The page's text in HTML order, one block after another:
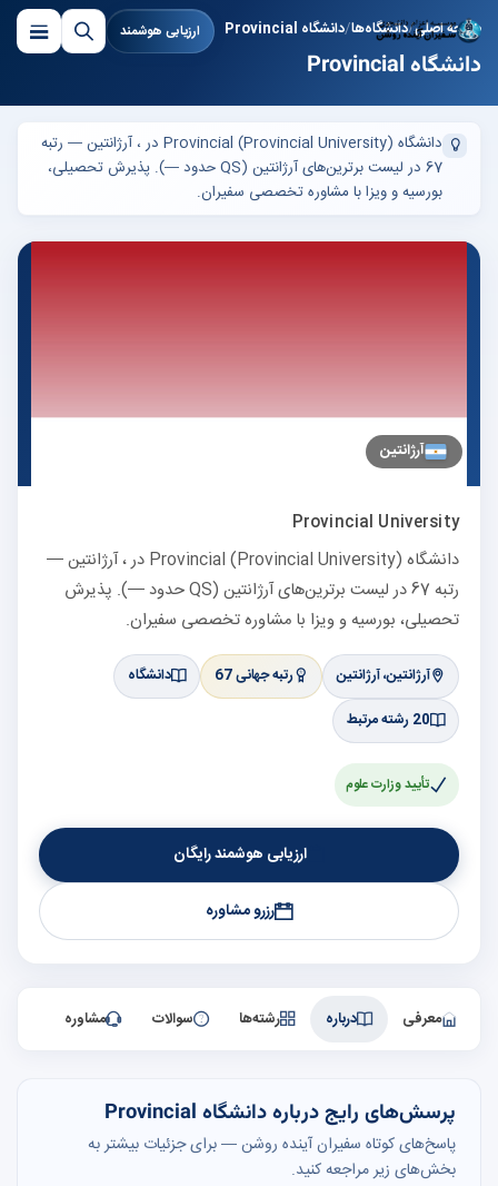
ارزیابی هوشمند صفحه اصلی دانشگاه‌ها دانشگاه Provincial
دانشگاه Provincial
دانشگاه Provincial (Provincial University) در ، آرژانتین — رتبه
67 در لیست برترین‌های آرژانتین (QS حدود —). پذیرش تحصیلی،
بورسیه و ویزا با مشاوره تخصصی سفیران.
Provincial University
دانشگاه Provincial (Provincial University) در ، آرژانتین —
رتبه 67 در لیست برترین‌های آرژانتین (QS حدود —). پذیرش
تحصیلی، بورسیه و ویزا با مشاوره تخصصی سفیران.
آرژانتین، آرژانتین رتبه جهانی 67
دانشگاه
20 رشته مرتبط
تأیید وزارت علوم
ارزیابی هوشمند رایگان
رزرو مشاوره
آرژانتین
معرفی درباره رشته‌ها سوالات مشاوره
پرسش‌های رایج درباره دانشگاه Provincial
پاسخ‌های کوتاه سفیران آینده روشن — برای جزئیات بیشتر به
بخش‌های زیر مراجعه کنید.